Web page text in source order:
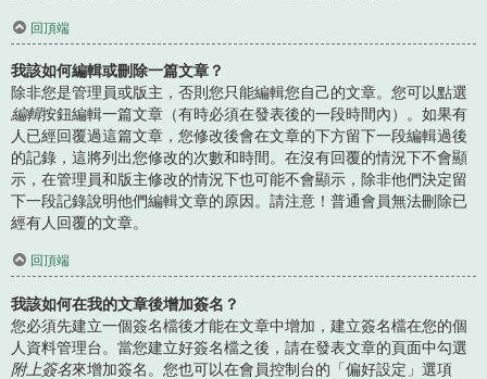
回頂端
我該如何編輯或刪除一篇文章？
除非您是管理員或版主，否則您只能編輯您自己的文章。您可以點選
編輯按鈕編輯一篇文章（有時必須在發表後的一段時間內）。如果有
人已經回覆過這篇文章，您修改後會在文章的下方留下一段編輯過後
的記錄，這將列出您修改的次數和時間。在沒有回覆的情況下不會顯
示，在管理員和版主修改的情況下也可能不會顯示，除非他們決定留
下一段記錄說明他們編輯文章的原因。請注意！普通會員無法刪除已
經有人回覆的文章。
回頂端
我該如何在我的文章後增加簽名？
您必須先建立一個簽名檔後才能在文章中增加，建立簽名檔在您的個
人資料管理台。當您建立好簽名檔之後，請在發表文章的頁面中勾選
附上簽名來增加簽名。您也可以在會員控制台的「偏好設定」選項